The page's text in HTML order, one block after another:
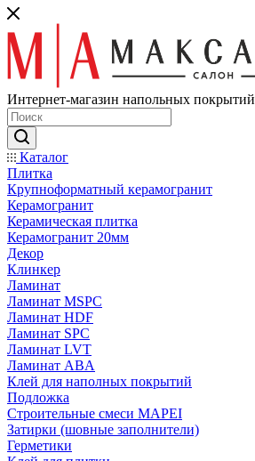
Интернет-магазин напольных покрытий
Каталог
Плитка
Крупноформатный керамогранит
Керамогранит
Керамическая плитка
Керамогранит 20мм
Декор
Клинкер
Ламинат
Ламинат MSPC
Ламинат HDF
Ламинат SPC
Ламинат LVT
Ламинат ABA
Клей для наполных покрытий
Подложка
Строительные смеси MAPEI
Затирки (шовные заполнители)
Герметики